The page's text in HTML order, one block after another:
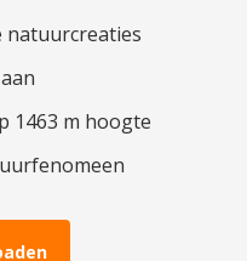
natuurcreaties
1463 m hoogte